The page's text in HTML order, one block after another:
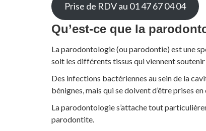
Prise de RDV au 01 47 67 04 04
Qu’est-ce que la
La parodontologie (ou parodontie) est une
soit les différents tissus qui viennent soutenir
Des infections bactériennes au sein de la
bénignes, mais qui se doivent d’être prises
La parodontologie s’attache tout
parodontite.